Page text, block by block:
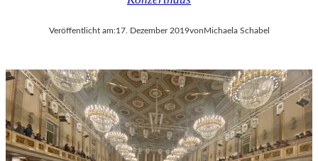
Veröffentlicht am:17. Dezember 2019von Michaela Schabel